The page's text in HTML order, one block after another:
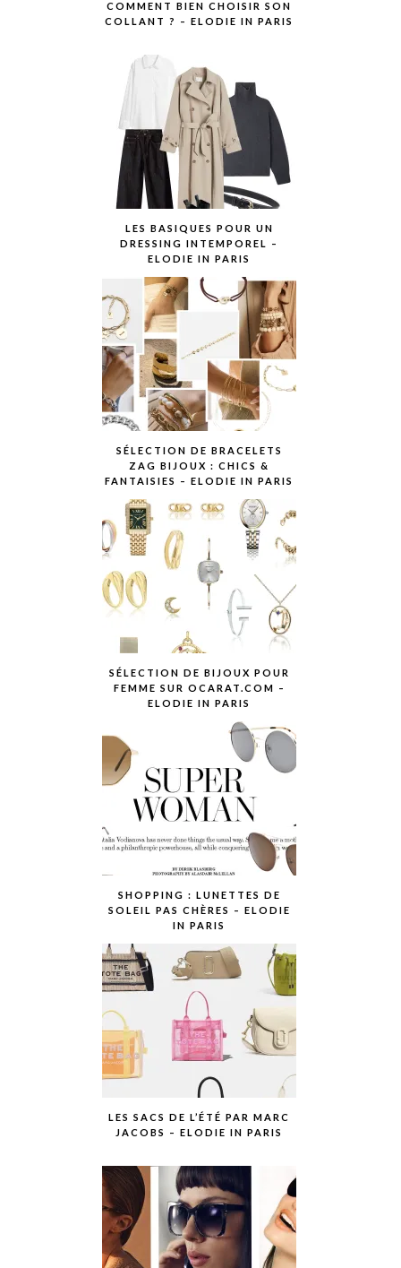
COMMENT BIEN CHOISIR SON
COLLANT ? – ELODIE IN PARIS
LES BASIQUES POUR UN
DRESSING INTEMPOREL –
ELODIE IN PARIS
SÉLECTION DE BRACELETS
ZAG BIJOUX : CHICS &
FANTAISIES – ELODIE IN PARIS
SÉLECTION DE BIJOUX POUR
FEMME SUR OCARAT.COM –
ELODIE IN PARIS
SHOPPING : LUNETTES DE
SOLEIL PAS CHÈRES – ELODIE
IN PARIS
LES SACS DE L’ÉTÉ PAR MARC
JACOBS – ELODIE IN PARIS